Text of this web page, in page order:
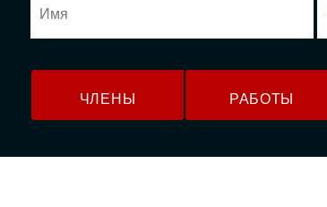
ЧЛЕНЫ РАБОТЫ